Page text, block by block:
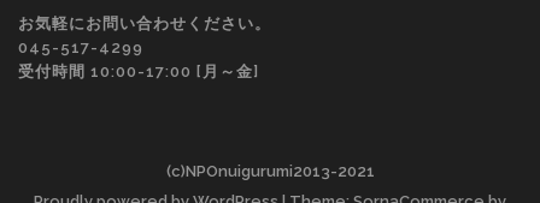
お気軽にお問い合わせください。
045-517-4299
受付時間 10:00-17:00 [月～金]
(c)NPOnuigurumi2013-2021